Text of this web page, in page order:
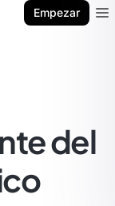
Empezar
del